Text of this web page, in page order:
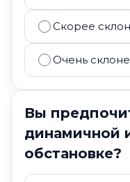
Скорее
Очень
Вы
динамичной
обстановке?